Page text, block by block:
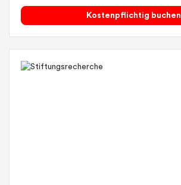
Kostenpflichtig buchen